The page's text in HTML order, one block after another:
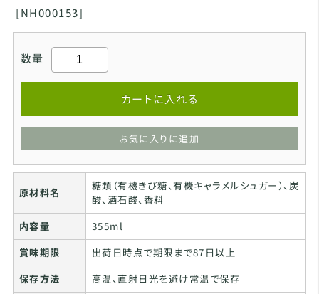
[NH000153]
数量
カートに入れる
お気に入りに追加
原材料名
糖類（有機きび糖、有機キャラメルシュガー）、炭
酸、酒石酸、香料
内容量
355ml
賞味期限
出荷日時点で期限まで87日以上
保存方法
高温、直射日光を避け常温で保存